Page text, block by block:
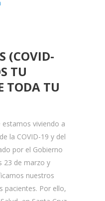
(COVID-
TU
TODA TU
viviendo a
la COVID-19 y del
por el Gobierno
23 de marzo y
nuestros
pacientes. Por ello,